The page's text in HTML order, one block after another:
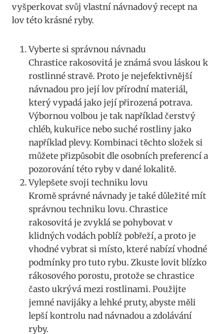
vyšperkovat⁤ svůj vlastní​ návnadový recept ⁤na
lov této krásné ryby.
Vyberte si správnou návnadu
Chrastice‌ rakosovitá je známá svou láskou k
rostlinné stravě. Proto je nejefektivnější
návnadou pro její lov přírodní materiál,
který vypadá jako ‍její přirozená potrava.​
Výbornou volbou ​je tak například čerstvý
chléb, ‍kukuřice nebo suché ‌rostliny jako
‍například plevy. ⁢Kombinaci⁤ těchto složek⁢ si
můžete přizpůsobit dle osobních preferencí a
pozorování​ této ryby v ​dané lokalitě.
Vylepšete svoji techniku lovu
Kromě správné návnady je také důležité mít
správnou techniku lovu. Chrastice
rakosovitá je zvyklá ​se pohybovat v⁣
klidných vodách poblíž pobřeží, a proto ​je
vhodné vybrat si místo, které​ nabízí vhodné⁢
podmínky pro tuto rybu. Zkuste lovit ​blízko
rákosového⁢ porostu, protože​ se⁤ chrastice
často​ ukrývá mezi rostlinami. Použijte
jemné navijáky⁤ a lehké pruty, abyste měli
lepší kontrolu nad návnadou a zdolávání
ryby.